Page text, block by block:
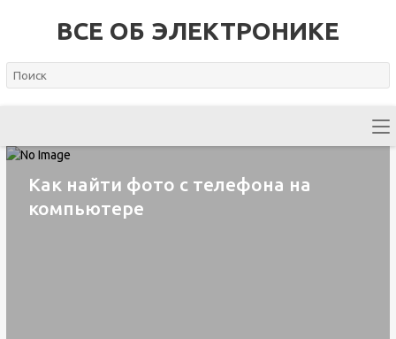
ВСЕ ОБ ЭЛЕКТРОНИКЕ
Как найти фото с телефона на
компьютере